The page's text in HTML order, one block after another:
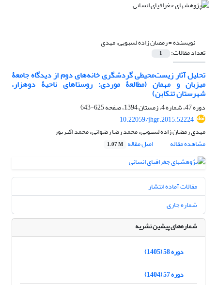
نویسنده =رمضان زاده لسبویی، مهدی
تعداد مقالات: 1
تحلیل آثار زیست‌محیطی گردشگری خانه‌های دوم از دیدگاه جامعۀ
میزبان و مهمان (مطالعۀ موردی: روستاهای ناحیۀ دوهزار،
شهرستان تنکابن)
دوره 47، شماره 4، زمستان 1394، صفحه
625-643
10.22059/jhgr.2015.52224
مهدی رمضان زاده لسبویی، محمد رضا رضوانی، محمد اکبرپور
مشاهده مقاله
اصل مقاله 1.07 M
مقالات آماده انتشار
شماره جاری
شماره‌های پیشین نشریه
دوره 58 (1405)
دوره 57 (1404)